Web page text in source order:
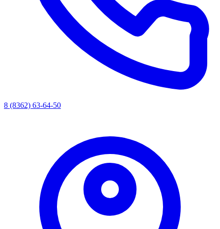
8 (8362) 63-64-50